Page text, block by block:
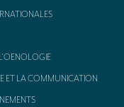
ET LA COMMUNICATION